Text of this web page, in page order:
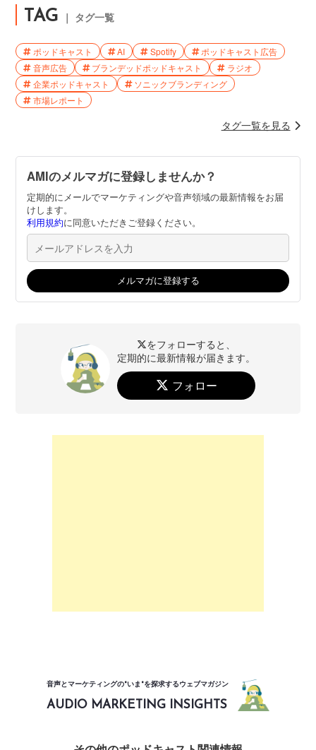
TAG ｜ タグ一覧
ポッドキャスト AI Spotify
ポッドキャスト広告
音声広告
ブランデッドポッドキャスト
ラジオ
企業ポッドキャスト
ソニックブランディング
市場レポート
タグ一覧を見る
AMIのメルマガに登録しませんか？
定期的にメールでマーケティングや音声領域の最新情報をお届
けします。
利用規約に同意いただきご登録ください。
をフォローすると、
定期的に最新情報が届きます。
フォロー
音声とマーケティングの"いま"を探求するウェブマガジン
AUDIO MARKETING INSIGHTS